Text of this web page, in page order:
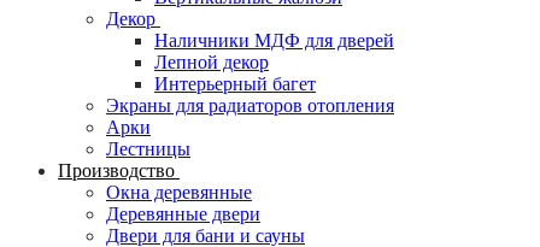
Декор
Наличники МДФ для дверей
Лепной декор
Интерьерный багет
Экраны для радиаторов отопления
Арки
Лестницы
Производство
Окна деревянные
Деревянные двери
Двери для бани и сауны